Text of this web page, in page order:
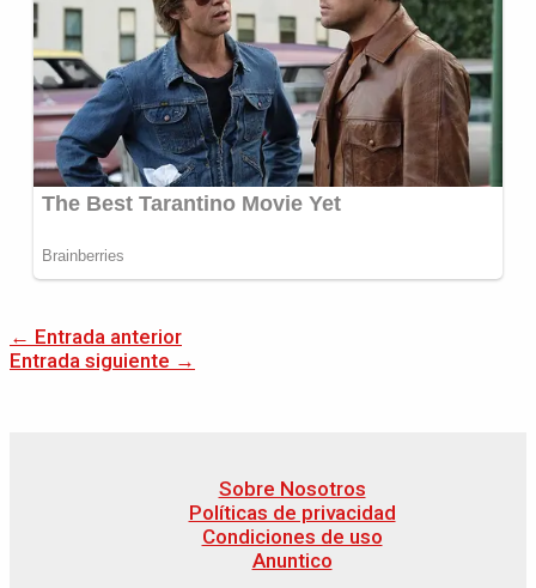
← Entrada anterior
Entrada siguiente →
Sobre Nosotros
Políticas de privacidad
Condiciones de uso
Anuntico